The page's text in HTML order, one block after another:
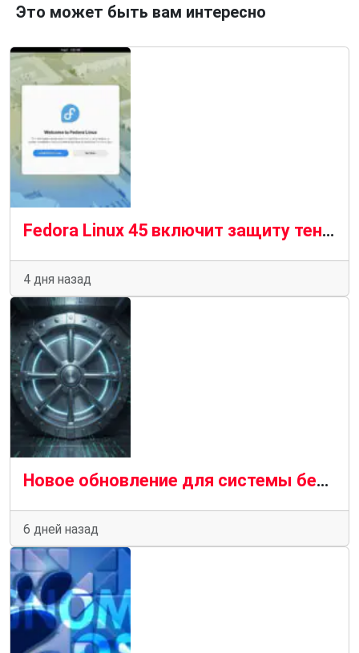
Это может быть вам интересно
Fedora Linux 45 включит защиту теневого стека по умолчанию в 64-битной версии
4 дня назад
Новое обновление для системы безопасности ядра Debian 13 “Trixie» Исправляет 68 уязвимостей
6 дней назад